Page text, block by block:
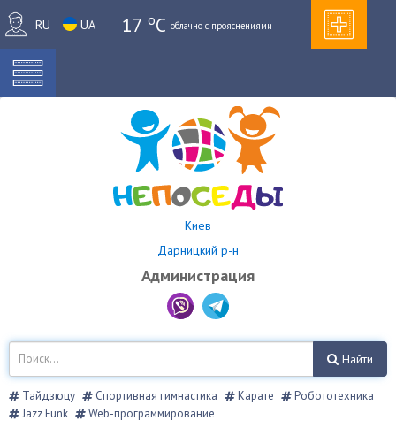
RU UA 17 oC облачно с прояснениями
Киев
Дарницкий р-н
Администрация
Найти
Тайдзюцу Спортивная гимнастика Карате
Робототехника
Jazz Funk
Web-программирование